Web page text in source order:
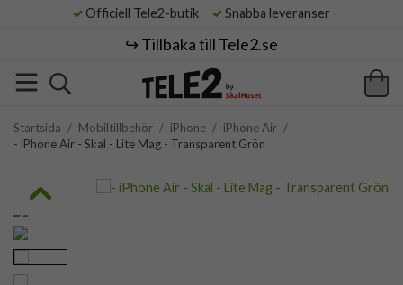
Officiell Tele2-butik Snabba leveranser
↪️ Tillbaka till Tele2.se
Startsida / Mobiltillbehör / iPhone / iPhone Air /
- iPhone Air - Skal - Lite Mag - Transparent Grön